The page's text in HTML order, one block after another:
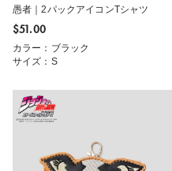
愚者｜2パックアイコンTシャツ
$‌51.00
カラー：ブラック
サイズ：S